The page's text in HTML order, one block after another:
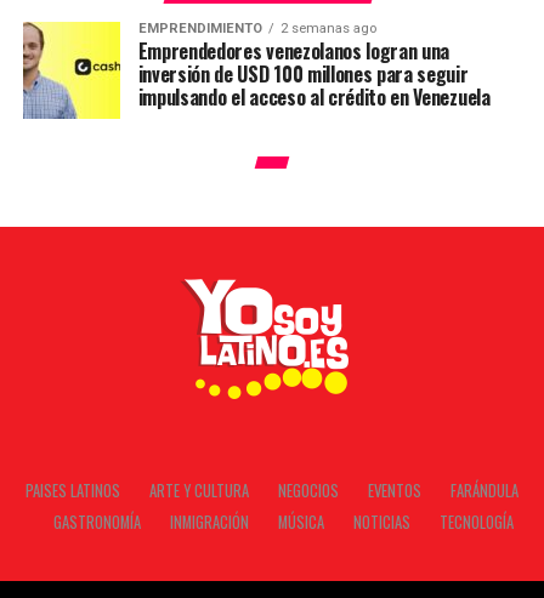
EMPRENDIMIENTO 2 semanas ago
Emprendedores venezolanos logran una
inversión de USD 100 millones para seguir
impulsando el acceso al crédito en Venezuela
PAISES LATINOS ARTE Y CULTURA NEGOCIOS EVENTOS
FARÁNDULA
GASTRONOMÍA
INMIGRACIÓN MÚSICA NOTICIAS TECNOLOGÍA